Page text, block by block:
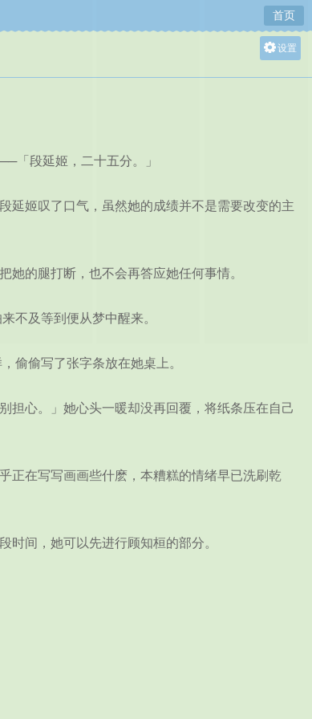
首页
设置
「段延姬，二十五分。」
姬叹了口气，虽然她的成绩并不是需要改变的主
的腿打断，也不会再答应她任何事情。
不及等到便从梦中醒来。
偷偷写了张字条放在她桌上。
心。」她心头一暖却没再回覆，将纸条压在自己
在写写画画些什麽，本糟糕的情绪早已洗刷乾
间，她可以先进行顾知桓的部分。